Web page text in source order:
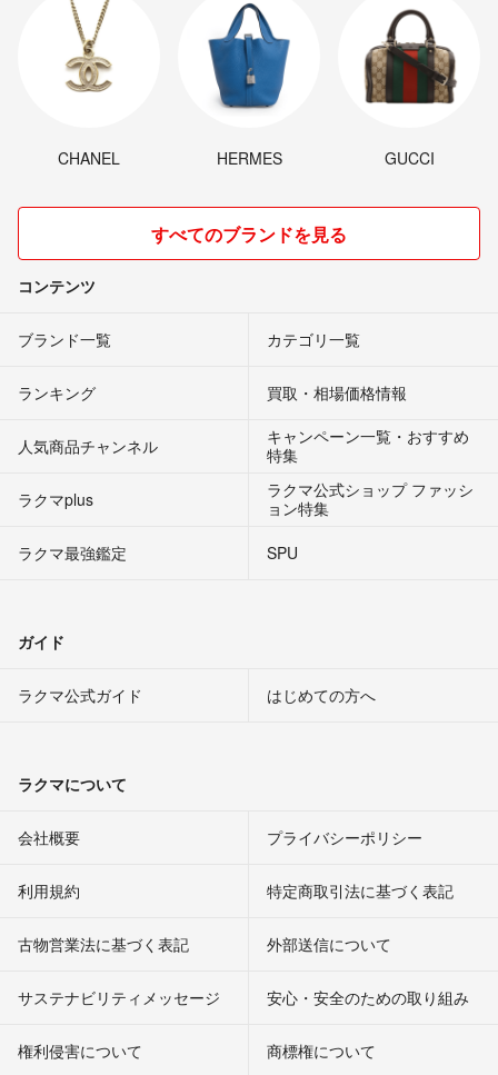
CHANEL HERMES GUCCI
すべてのブランドを見る
コンテンツ
ブランド一覧 カテゴリ一覧
ランキング 買取・相場価格情報
人気商品チャンネル
キャンペーン一覧・おすすめ
特集
ラクマplus
ラクマ公式ショップ ファッシ
ョン特集
ラクマ最強鑑定
SPU
ガイド
ラクマ公式ガイド はじめての方へ
ラクマについて
会社概要 プライバシーポリシー
利用規約 特定商取引法に基づく表記
古物営業法に基づく表記 外部送信について
サステナビリティメッセージ 安心・安全のための取り組み
権利侵害について
商標権について